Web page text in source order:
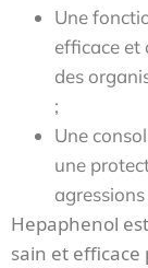
Une
efficace et
des
;
Une
une
Hepaphenol
sain et